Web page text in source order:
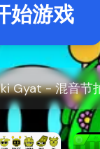
始游戏
Gyat - 混音节